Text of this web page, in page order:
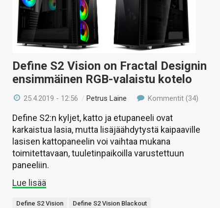
KAUPPA
VAIHDA TEEMA
HAKU
Define S2 Vision on Fractal Designin
ensimmäinen RGB-valaistu kotelo
25.4.2019 - 12:56 /Petrus Laine Kommentit (34)
Define S2:n kyljet, katto ja etupaneeli ovat
karkaistua lasia, mutta lisäjäähdytystä kaipaaville
lasisen kattopaneelin voi vaihtaa mukana
toimitettavaan, tuuletinpaikoilla varustettuun
paneeliin.
Lue lisää
Define S2 Vision
Define S2 Vision Blackout